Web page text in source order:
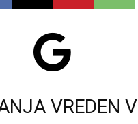
VREDEN